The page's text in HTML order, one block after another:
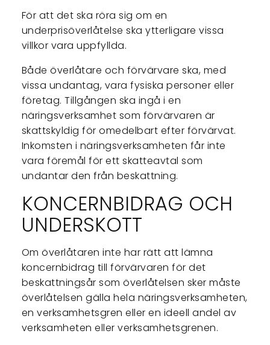
För att det ska röra sig om en
underprisöverlåtelse ska ytterligare vissa
villkor vara uppfyllda.
Både överlåtare och förvärvare ska, med
vissa undantag, vara fysiska personer eller
företag. Tillgången ska ingå i en
näringsverksamhet som förvärvaren är
skattskyldig för omedelbart efter förvärvat.
Inkomsten i näringsverksamheten får inte
vara föremål för ett skatteavtal som
undantar den från beskattning.
KONCERNBIDRAG OCH
UNDERSKOTT
Om överlåtaren inte har rätt att lämna
koncernbidrag till förvärvaren för det
beskattningsår som överlåtelsen sker måste
överlåtelsen gälla hela näringsverksamheten,
en verksamhetsgren eller en ideell andel av
verksamheten eller verksamhetsgrenen.